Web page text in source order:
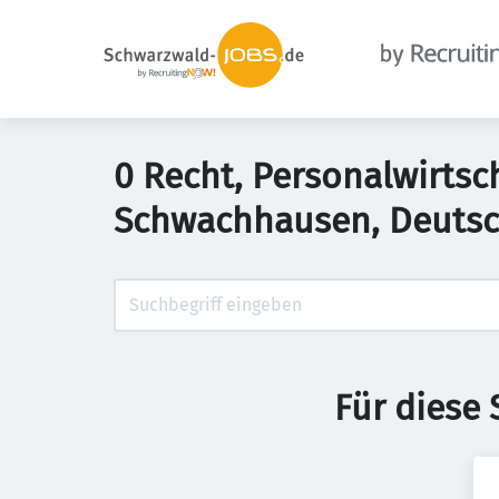
0 Recht,
Schwachhausen,
Für diese